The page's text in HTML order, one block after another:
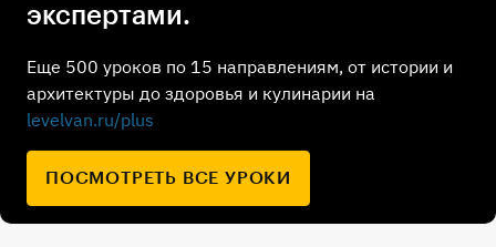
экспертами.
Еще 500 уроков по 15 направлениям, от истории и
архитектуры до здоровья и кулинарии на
levelvan.ru/plus
ПОСМОТРЕТЬ ВСЕ УРОКИ